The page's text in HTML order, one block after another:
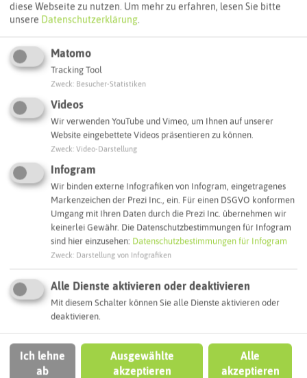
ÖPNV-Route finden
Autoroute finden
ATTRAKTIONEN IN DER UMGEBUNG
Was ihr hier noch erleben könnt
HALTERN AM SEE
Sundernroute
diese Webseite zu nutzen. Um mehr zu erfahren, lesen Sie bitte
unsere Datenschutzerklärung.
Matomo
Tracking Tool
Zweck Besucher-Statistiken
Videos
Wir verwenden YouTube und Vimeo, um Ihnen auf unserer
Website eingebettete Videos präsentieren zu können.
Zweck Video-Darstellung
Infogram
Wir binden externe Infografiken von Infogram, eingetragenes
Markenzeichen der Prezi Inc., ein. Für einen DSGVO konformen
Umgang mit Ihren Daten durch die Prezi Inc. übernehmen wir
keinerlei Gewähr. Die Datenschutzbestimmungen für Infogram
sind hier einzusehen: Datenschutzbestimmungen für Infogram
Zweck Darstellung von Infografiken
Alle Dienste aktivieren oder deaktivieren
Mit diesem Schalter können Sie alle Dienste aktivieren oder
deaktivieren.
Ich lehne
ab
Ausgewählte
akzeptieren
Alle
akzeptieren